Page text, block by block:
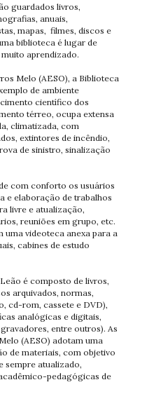
guardados livros,
anuais,
mapas, filmes, discos e
biblioteca é lugar de
aprendizado.
Melo (AESO), a Biblioteca
de ambiente
científico dos
térreo, ocupa extensa
climatizada, com
extintores de incêndio,
de sinistro, sinalização
com conforto os usuários
e elaboração de trabalhos
livre e atualização,
reuniões em grupo, etc.
videoteca anexa para a
cabines de estudo
é composto de livros,
arquivados, normas,
cd-rom, cassete e DVD),
analógicas e digitais,
entre outros). As
(AESO) adotam uma
de materiais, com objetivo
sempre atualizado,
pedagógicas de